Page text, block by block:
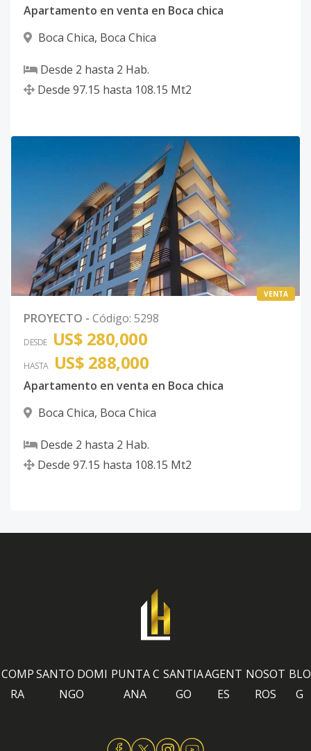
Apartamento en venta en Boca chica
Boca Chica, Boca Chica
Desde 2 hasta 2 Hab.
Desde 97.15 hasta 108.15 Mt2
VENTA
PROYECTO - Código: 5298
DESDE US$ 280,000
HASTA US$ 288,000
Apartamento en venta en Boca chica
Boca Chica, Boca Chica
Desde 2 hasta 2 Hab.
Desde 97.15 hasta 108.15 Mt2
COMP
RA
SANTO DOMI
NGO
PUNTA C
ANA
SANTIA
GO
AGENT
ES
NOSOT
ROS
BLO
G